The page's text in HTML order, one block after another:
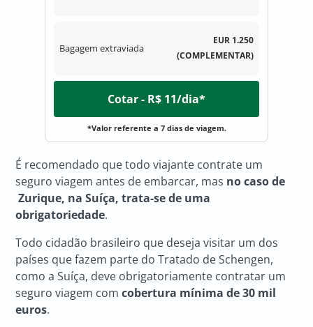
Bagagem extraviada
EUR 1.250
(COMPLEMENTAR)
Cotar - R$ 11/dia*
*Valor referente a 7 dias de viagem.
É recomendado que todo viajante contrate um
seguro viagem antes de embarcar, mas no caso de
Zurique, na Suíça,trata-se de uma
obrigatoriedade.
Todo cidadão brasileiro que deseja visitar um dos
países que fazem parte do Tratado de Schengen,
como a Suíça, deve obrigatoriamente contratar um
seguro viagem comcobertura mínima de 30 mil
euros.